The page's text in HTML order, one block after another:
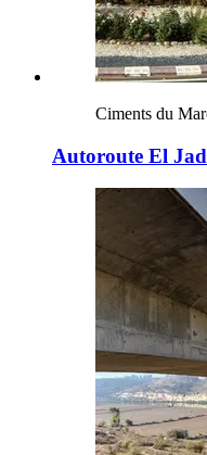
Ciments du
Autoroute El